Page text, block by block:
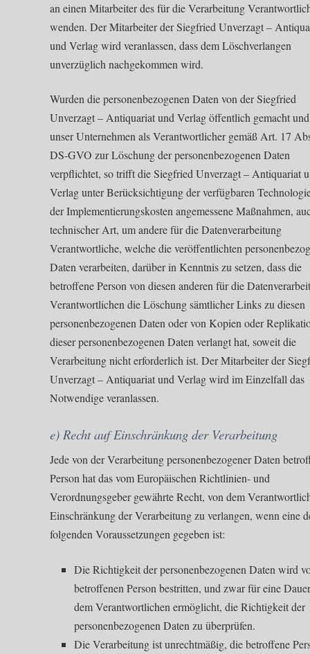
an einen Mitarbeiter des für die Verarbeitung
wenden. Der Mitarbeiter der Siegfried Unverzagt –
und Verlag wird veranlassen, dass dem Löschverlangen
unverzüglich nachgekommen wird.
Wurden die personenbezogenen Daten von der Siegfried
Unverzagt – Antiquariat und Verlag öffentlich gemacht
unser Unternehmen als Verantwortlicher gemäß Art. 17
DS-GVO zur Löschung der personenbezogenen Daten
verpflichtet, so trifft die Siegfried Unverzagt – Antiquariat
Verlag unter Berücksichtigung der verfügbaren
der Implementierungskosten angemessene Maßnahmen,
technischer Art, um andere für die Datenverarbeitung
Verantwortliche, welche die veröffentlichten
Daten verarbeiten, darüber in Kenntnis zu setzen, dass die
betroffene Person von diesen anderen für die
Verantwortlichen die Löschung sämtlicher Links zu diesen
personenbezogenen Daten oder von Kopien oder
dieser personenbezogenen Daten verlangt hat, soweit die
Verarbeitung nicht erforderlich ist. Der Mitarbeiter der
Unverzagt – Antiquariat und Verlag wird im Einzelfall das
Notwendige veranlassen.
e) Recht auf Einschränkung der Verarbeitung
Jede von der Verarbeitung personenbezogener Daten
Person hat das vom Europäischen Richtlinien- und
Verordnungsgeber gewährte Recht, von dem
Einschränkung der Verarbeitung zu verlangen, wenn eine
folgenden Voraussetzungen gegeben ist:
Die Richtigkeit der personenbezogenen Daten wird
betroffenen Person bestritten, und zwar für eine
dem Verantwortlichen ermöglicht, die Richtigkeit der
personenbezogenen Daten zu überprüfen.
Die Verarbeitung ist unrechtmäßig, die betroffene